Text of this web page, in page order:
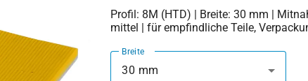
Profil: 8M (HTD) | Breite: 30 mm |
mittel | für empfindliche Teile,
Breite
30 mm